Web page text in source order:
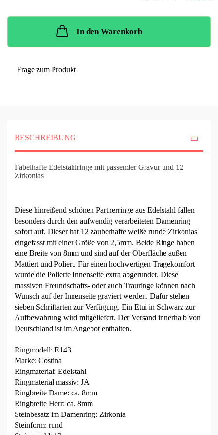
In den Warenkorb
Frage zum Produkt
BESCHREIBUNG
Fabelhafte Edelstahlringe mit passender Gravur und 12
Zirkonias
Diese hinreißend schönen Partnerringe aus Edelstahl fallen
besonders durch den aufwendig verarbeiteten Damenring
sofort auf. Dieser hat 12 zauberhafte weiße runde Zirkonias
eingefasst mit einer Größe von 2,5mm. Beide Ringe haben
eine Breite von 8mm und sind auf der Oberfläche außen
Mattiert und Poliert. Für einen hochwertigen Tragekomfort
wurde die Polierte Innenseite extra abgerundet. Diese
massiven Freundschafts- oder auch Trauringe können nach
Wunsch auf der Innenseite graviert werden. Dafür stehen
sieben Schriftarten zur Verfügung. Ein Etui in Schwarz zur
Aufbewahrung wird mitgeliefert. Der Versand innerhalb von
Deutschland ist im Angebot enthalten.
Ringmodell: E143
Marke: Costina
Ringmaterial: Edelstahl
Ringmaterial massiv: JA
Ringbreite Dame: ca. 8mm
Ringbreite Herr: ca. 8mm
Steinbesatz im Damenring: Zirkonia
Steinform: rund